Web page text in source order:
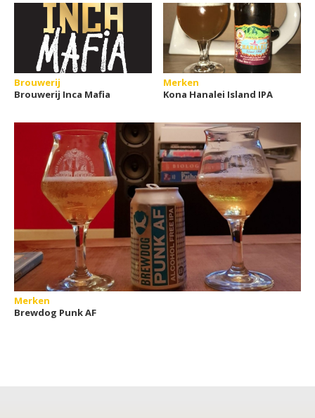
Brouwerij
Brouwerij Inca Mafia
Merken
Kona Hanalei Island IPA
Merken
Brewdog Punk AF